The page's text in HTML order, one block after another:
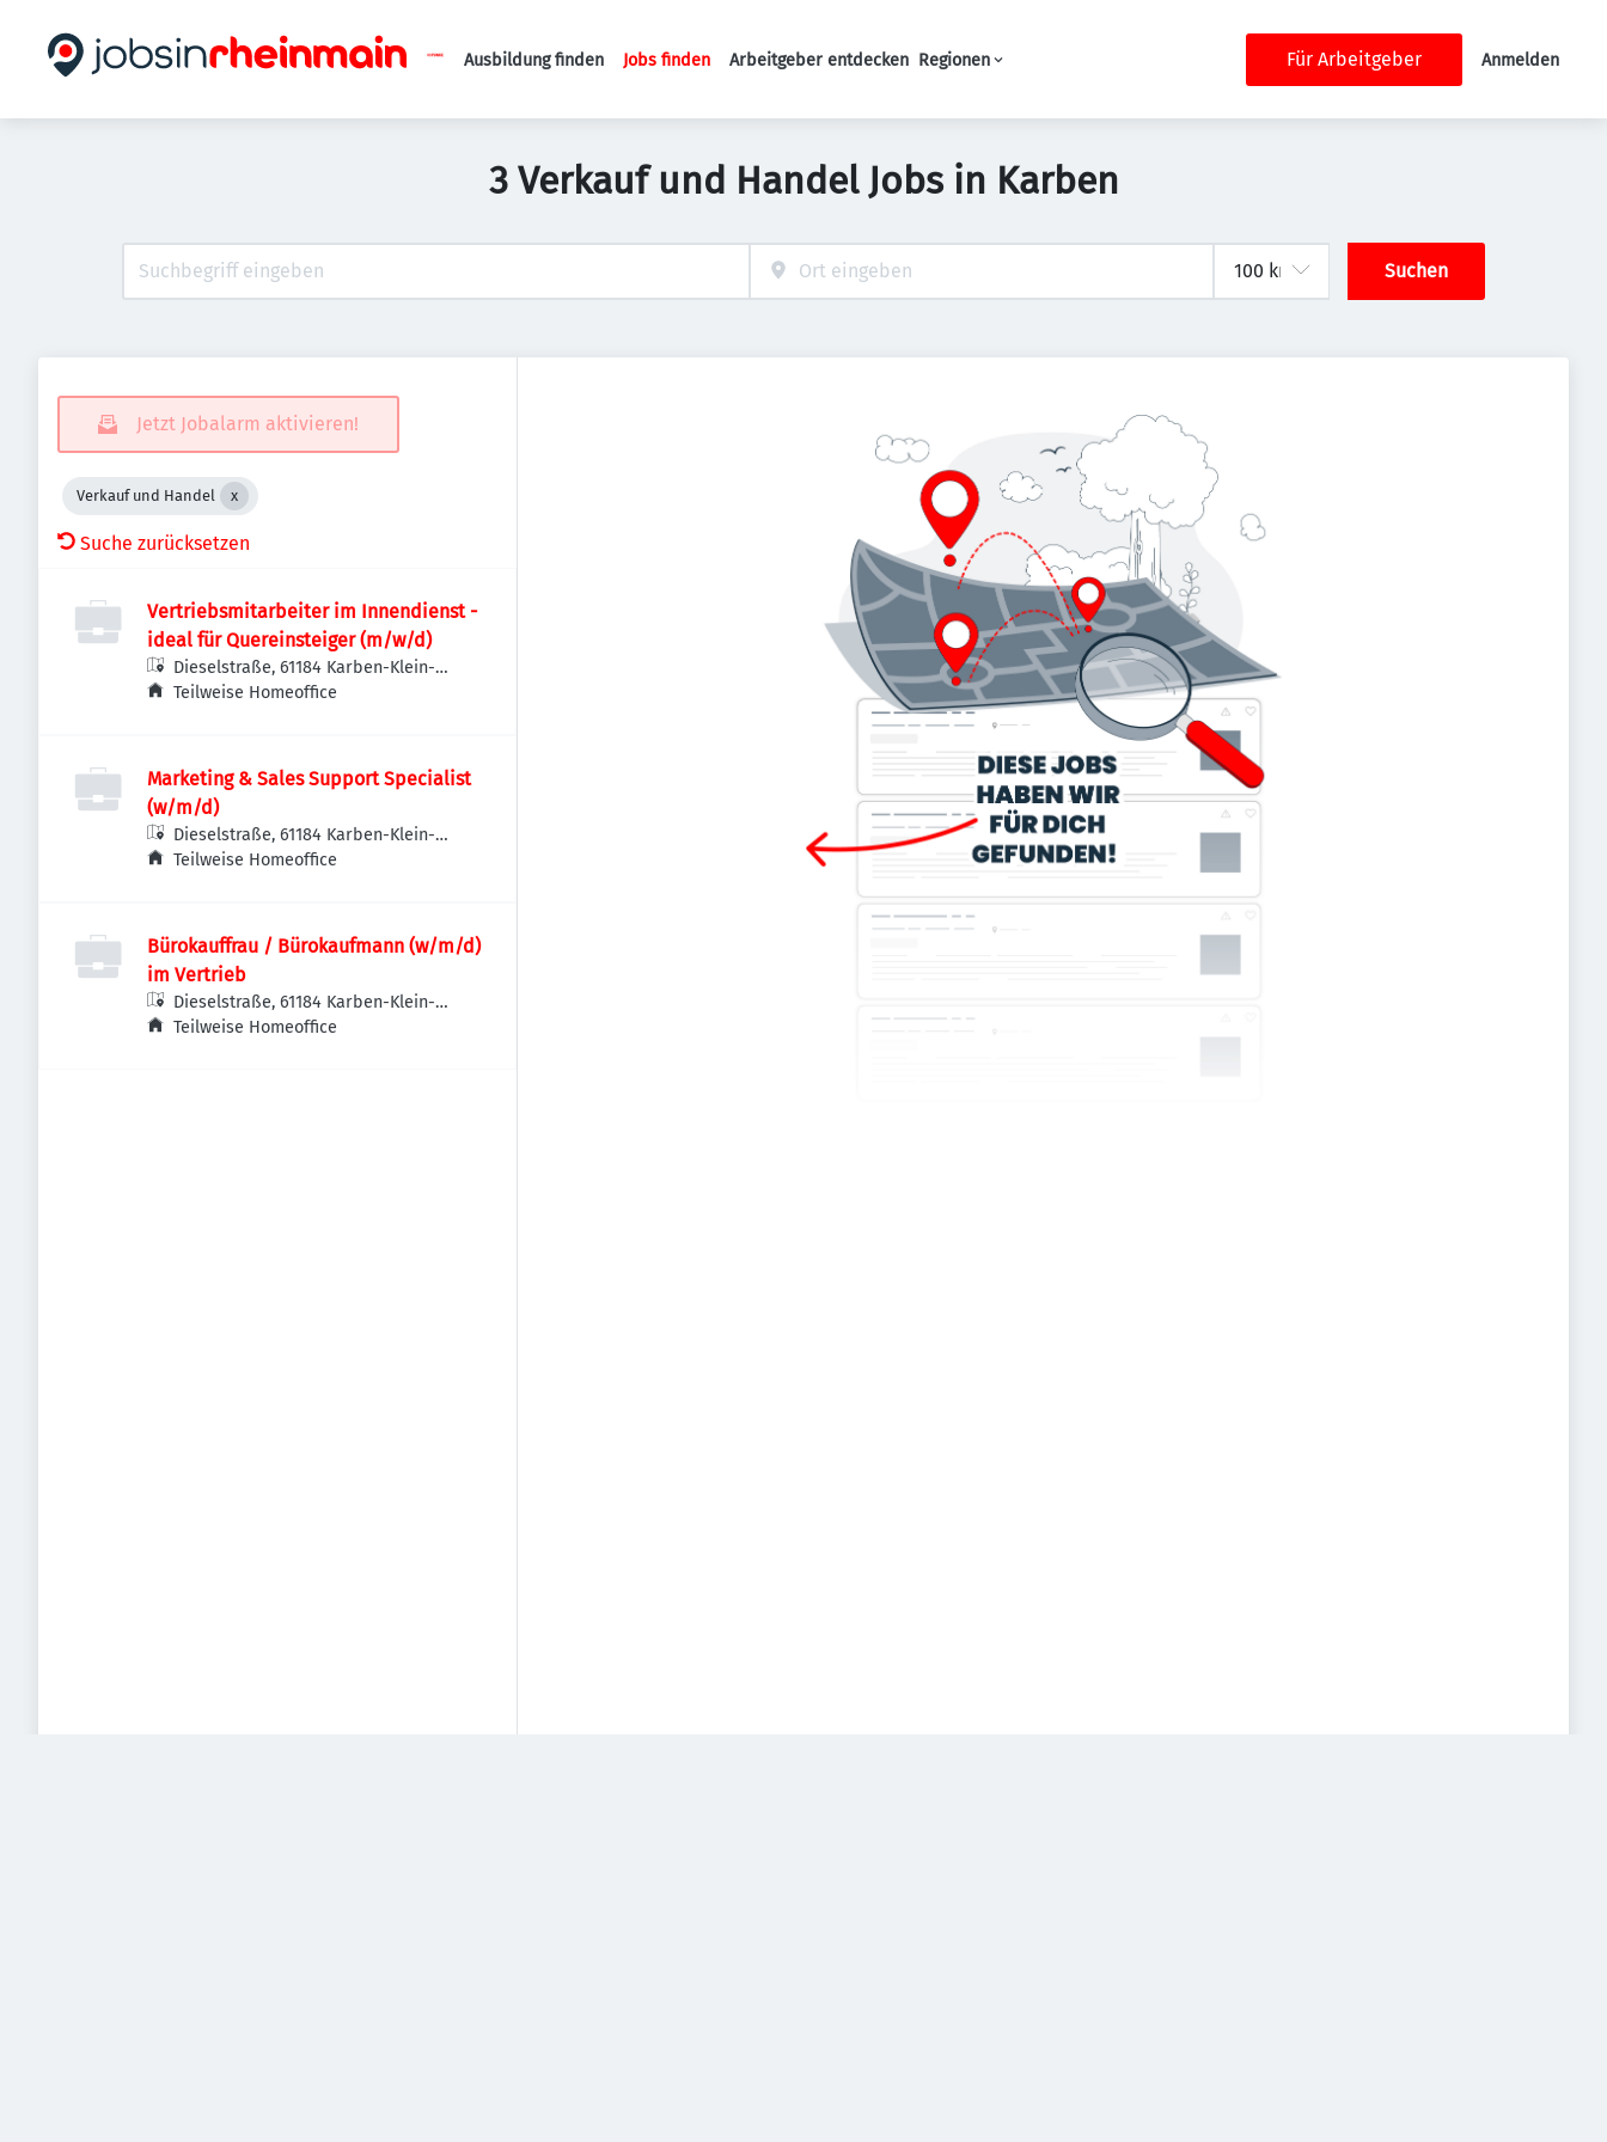
Haupt-Navigation
Ausbildung finden Jobs finden Arbeitgeber entdecken Regionen Für Arbeitgeber Anmelden
3 Verkauf und Handel Jobs in Karben
Suchen
Jetzt Jobalarm aktivieren!
Verkauf und Handel
Suche zurücksetzen
Vertriebsmitarbeiter im Innendienst -
ideal für Quereinsteiger (m/w/d)
Dieselstraße, 61184 Karben-Klein-
Karben, Deutschland
Teilweise Homeoffice
Marketing & Sales Support Specialist
(w/m/d)
Dieselstraße, 61184 Karben-Klein-
Karben, Deutschland
Teilweise Homeoffice
Bürokauffrau / Bürokaufmann (w/m/d)
im Vertrieb
Dieselstraße, 61184 Karben-Klein-
Karben, Deutschland
Teilweise Homeoffice